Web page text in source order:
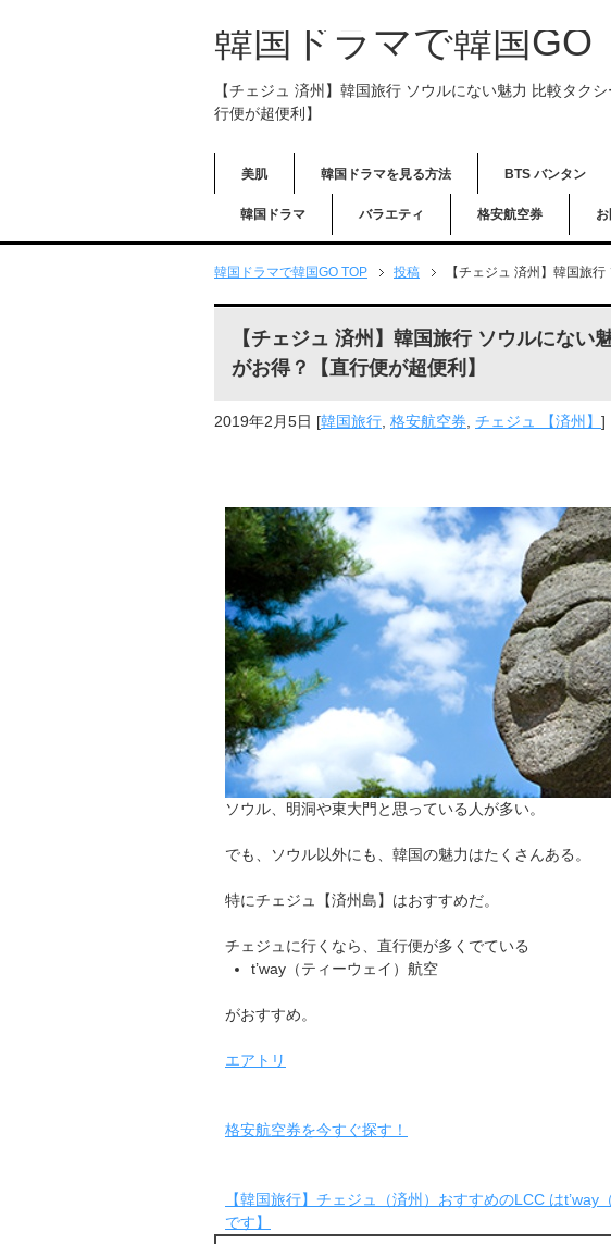
韓国ドラマで韓国GO
【チェジュ 済州】韓国旅行 ソウルにない魅力 比較タク
行便が超便利】
美肌 韓国ドラマを見る方法 BTS バンタン
韓国ドラマ バラエティ 格安航空券
韓国ドラマで韓国GO TOP 投稿 【チェジュ 済州】韓国旅
【チェジュ 済州】韓国旅行 ソウルにない
がお得？【直行便が超便利】
2019年2月5日 [韓国旅行 格安航空券 チェジュ 【済州】 ]
ソウル、明洞や東大門と思っている人が多い。
でも、ソウル以外にも、韓国の魅力はたくさんある。
特にチェジュ【済州島】はおすすめだ。
チェジュに行くなら、直行便が多くでている
t’way（ティーウェイ）航空
がおすすめ。
エアトリ
格安航空券を今すぐ探す！
【韓国旅行】チェジュ（済州）おすすめのLCC は
です】